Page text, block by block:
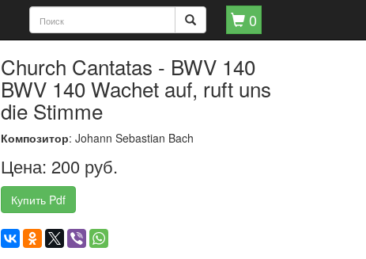
0
Church Cantatas - BWV 140
BWV 140 Wachet auf, ruft uns
die Stimme
Композитор: Johann Sebastian Bach
Цена: 200 руб.
Купить Pdf